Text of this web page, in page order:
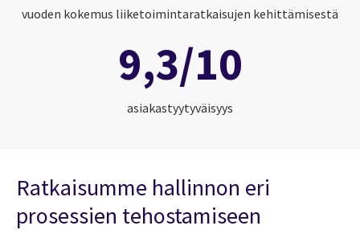
vuoden kokemus liiketoimintaratkaisujen kehittämisestä
9,3/10
asiakastyytyväisyys
Ratkaisumme hallinnon eri
prosessien tehostamiseen